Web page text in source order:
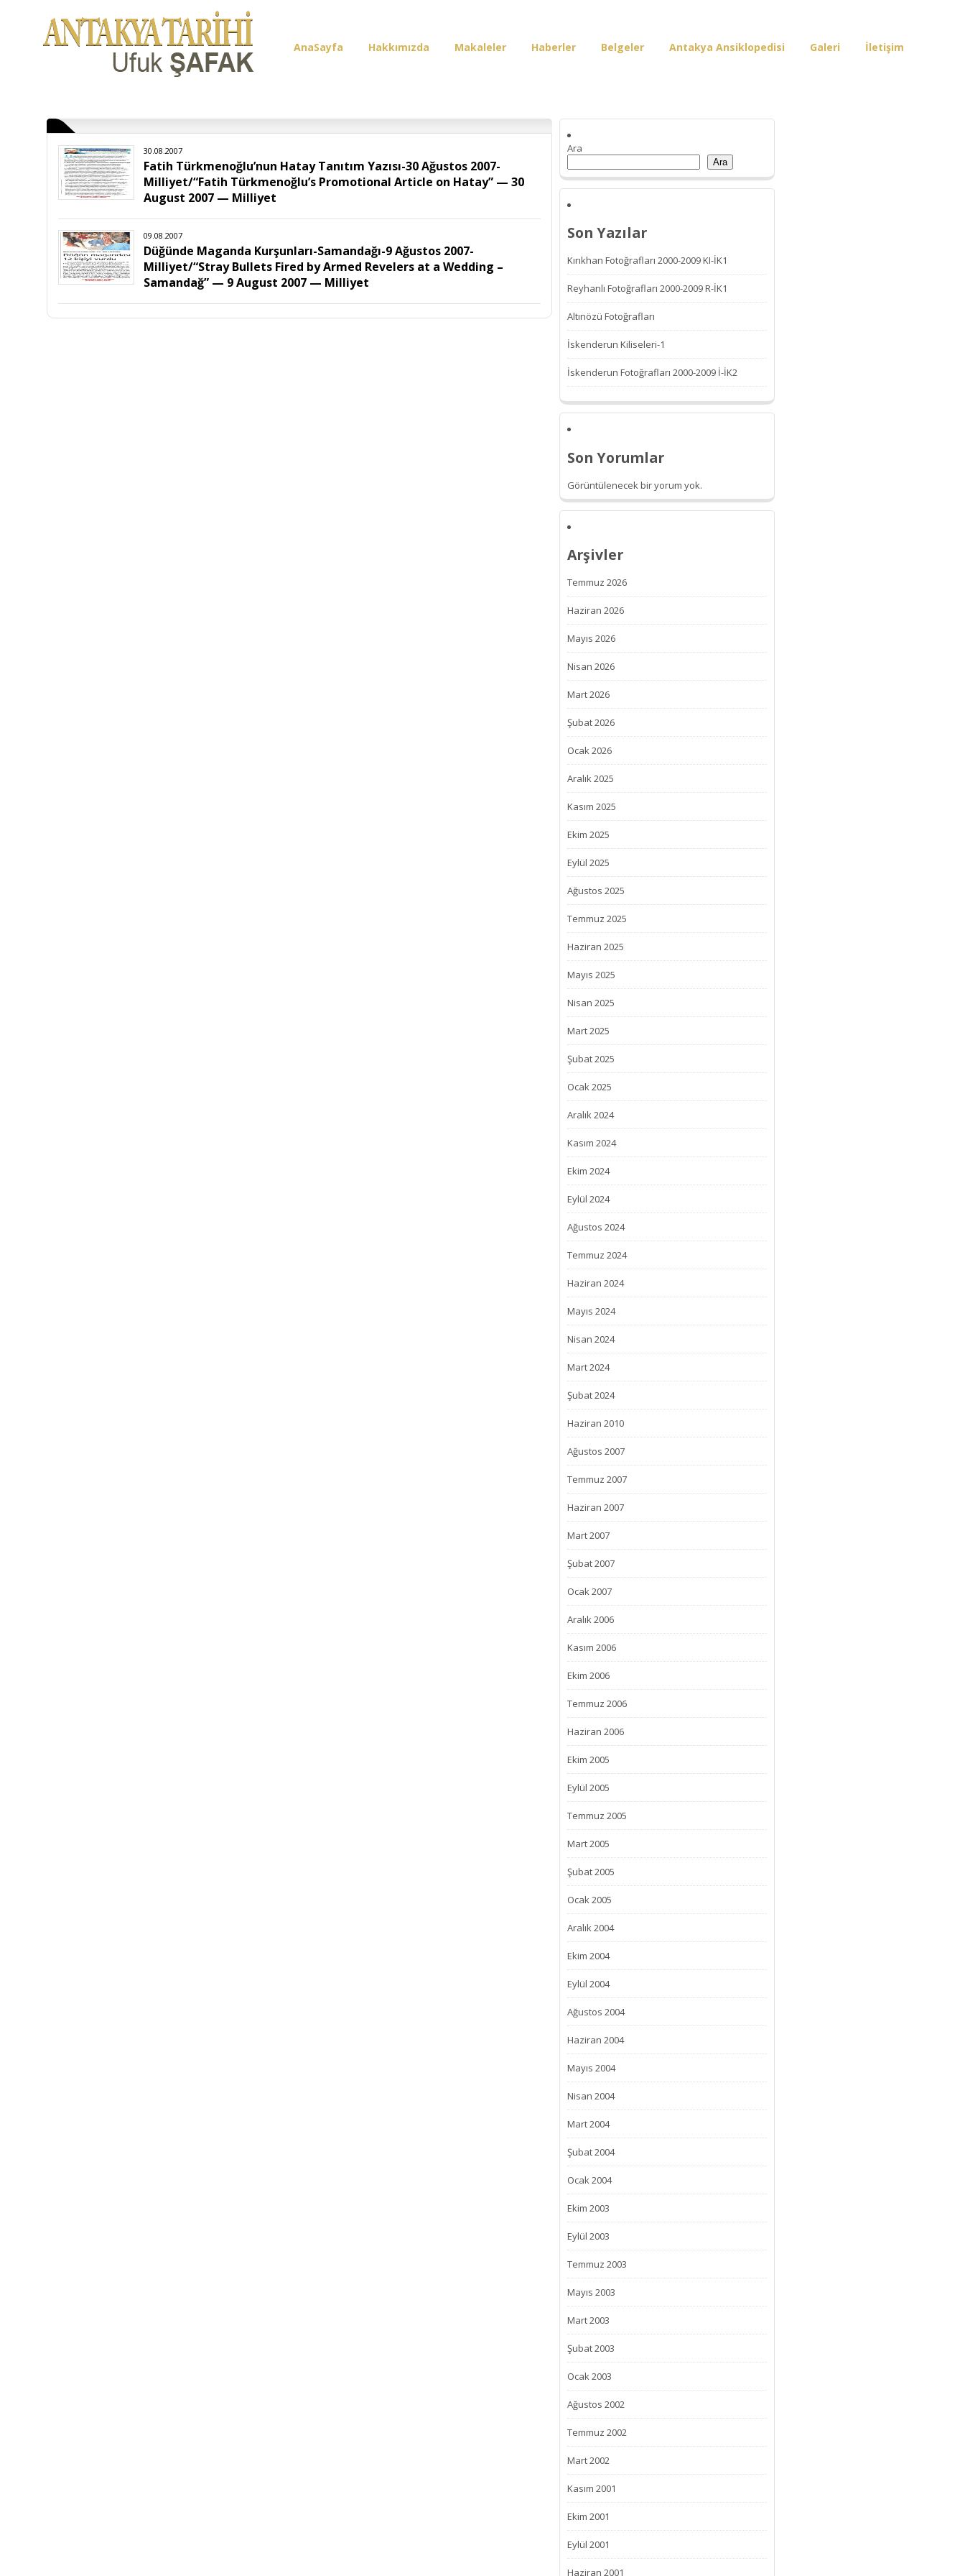
AnaSayfa Hakkımızda Makaleler Haberler Belgeler Antakya Ansiklopedisi Galeri İletişim
30.08.2007
Fatih Türkmenoğlu’nun Hatay Tanıtım Yazısı-30 Ağustos 2007-
Milliyet/“Fatih Türkmenoğlu’s Promotional Article on Hatay” — 30
August 2007 — Milliyet
09.08.2007
Düğünde Maganda Kurşunları-Samandağı-9 Ağustos 2007-
Milliyet/“Stray Bullets Fired by Armed Revelers at a Wedding –
Samandağ” — 9 August 2007 — Milliyet
Ara
Ara
Son Yazılar
Kırıkhan Fotoğrafları 2000-2009 KI-İK1
Reyhanlı Fotoğrafları 2000-2009 R-İK1
Altınözü Fotoğrafları
İskenderun Kiliseleri-1
İskenderun Fotoğrafları 2000-2009 İ-İK2
Son Yorumlar
Görüntülenecek bir yorum yok.
Arşivler
Temmuz 2026
Haziran 2026
Mayıs 2026
Nisan 2026
Mart 2026
Şubat 2026
Ocak 2026
Aralık 2025
Kasım 2025
Ekim 2025
Eylül 2025
Ağustos 2025
Temmuz 2025
Haziran 2025
Mayıs 2025
Nisan 2025
Mart 2025
Şubat 2025
Ocak 2025
Aralık 2024
Kasım 2024
Ekim 2024
Eylül 2024
Ağustos 2024
Temmuz 2024
Haziran 2024
Mayıs 2024
Nisan 2024
Mart 2024
Şubat 2024
Haziran 2010
Ağustos 2007
Temmuz 2007
Haziran 2007
Mart 2007
Şubat 2007
Ocak 2007
Aralık 2006
Kasım 2006
Ekim 2006
Temmuz 2006
Haziran 2006
Ekim 2005
Eylül 2005
Temmuz 2005
Mart 2005
Şubat 2005
Ocak 2005
Aralık 2004
Ekim 2004
Eylül 2004
Ağustos 2004
Haziran 2004
Mayıs 2004
Nisan 2004
Mart 2004
Şubat 2004
Ocak 2004
Ekim 2003
Eylül 2003
Temmuz 2003
Mayıs 2003
Mart 2003
Şubat 2003
Ocak 2003
Ağustos 2002
Temmuz 2002
Mart 2002
Kasım 2001
Ekim 2001
Eylül 2001
Haziran 2001